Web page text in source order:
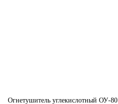
Огнетушитель углекислотный ОУ-80